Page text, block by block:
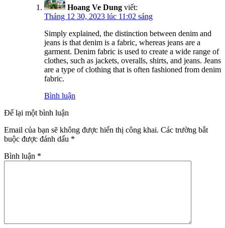
Hoang Ve Dung viết:
Tháng 12 30, 2023 lúc 11:02 sáng
Simply explained, the distinction between denim and
jeans is that denim is a fabric, whereas jeans are a
garment. Denim fabric is used to create a wide range of
clothes, such as jackets, overalls, shirts, and jeans. Jeans
are a type of clothing that is often fashioned from denim
fabric.
Bình luận
Để lại một bình luận
Email của bạn sẽ không được hiển thị công khai. Các trường bắt
buộc được đánh dấu *
Bình luận *